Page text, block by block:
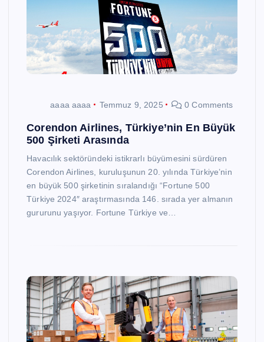
aaaa aaaa Temmuz 9, 2025 0 Comments
Corendon Airlines, Türkiye’nin En Büyük
500 Şirketi Arasında
Havacılık sektöründeki istikrarlı büyümesini sürdüren
Corendon Airlines, kuruluşunun 20. yılında Türkiye’nin
en büyük 500 şirketinin sıralandığı “Fortune 500
Türkiye 2024″ araştırmasında 146. sırada yer almanın
gururunu yaşıyor. Fortune Türkiye ve…